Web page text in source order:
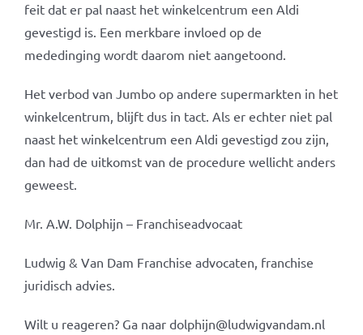
feit dat er pal naast het winkelcentrum een Aldi
gevestigd is. Een merkbare invloed op de
mededinging wordt daarom niet aangetoond.
Het verbod van Jumbo op andere supermarkten in het
winkelcentrum, blijft dus in tact. Als er echter niet pal
naast het winkelcentrum een Aldi gevestigd zou zijn,
dan had de uitkomst van de procedure wellicht anders
geweest.
Mr. A.W. Dolphijn – Franchiseadvocaat
Ludwig & Van Dam Franchise advocaten, franchise
juridisch advies.
Wilt u reageren? Ga naar dolphijn@ludwigvandam.nl